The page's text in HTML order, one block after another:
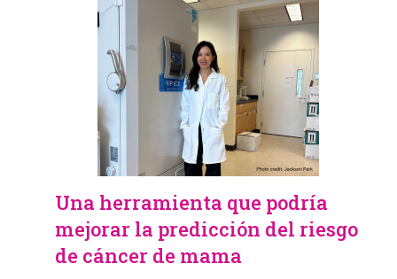
Una herramienta que podría
mejorar la predicción del riesgo
de cáncer de mama